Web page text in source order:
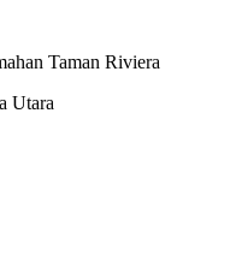
Taman Riviera
Utara